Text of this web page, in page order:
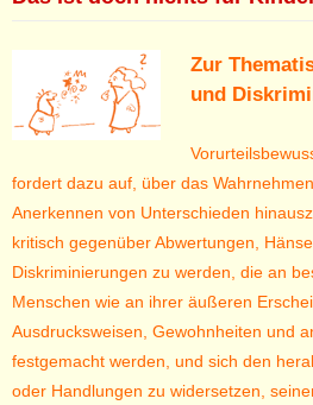
Zur
und
fordert dazu auf, über das
Anerkennen von Unterschieden
kritisch gegenüber Abwertungen,
Diskriminierungen zu werden, die an
Menschen wie an ihrer äußeren
Ausdrucksweisen, Gewohnheiten und
festgemacht werden, und sich den
oder Handlungen zu widersetzen,